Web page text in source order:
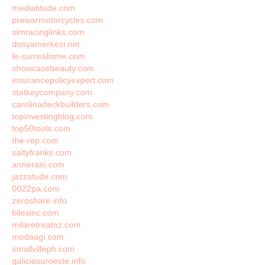
mediatitude.com
prewarmotorcycles.com
simracinglinks.com
dosyamerkezi.net
le-surrealisme.com
showcasebeauty.com
insurancepolicyexpert.com
statkeycompany.com
carolinadeckbuilders.com
topinvestingblog.com
top50tools.com
the-rep.com
saltyfranks.com
annerani.com
jazzatude.com
0022pa.com
zeroshare.info
bilesinc.com
milaretreatnz.com
modaagi.com
smallvilleph.com
galiciasuroeste.info